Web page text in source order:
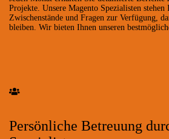
Projekte. Unsere Magento Spezialisten
Zwischenstände und Fragen zur Verfügung,
bleiben. Wir bieten Ihnen unseren
Persönliche Betreuung